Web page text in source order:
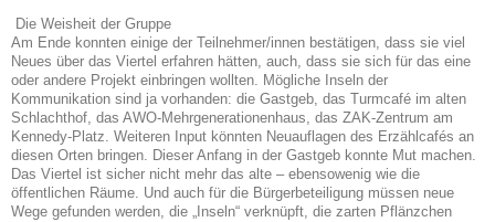
Die Weisheit der Gruppe
Am Ende konnten einige der Teilnehmer/innen bestätigen, dass sie viel
Neues über das Viertel erfahren hätten, auch, dass sie sich für das eine
oder andere Projekt einbringen wollten. Mögliche Inseln der
Kommunikation sind ja vorhanden: die Gastgeb, das Turmcafé im alten
Schlachthof, das AWO-Mehrgenerationenhaus, das ZAK-Zentrum am
Kennedy-Platz. Weiteren Input könnten Neuauflagen des Erzählcafés an
diesen Orten bringen. Dieser Anfang in der Gastgeb konnte Mut machen.
Das Viertel ist sicher nicht mehr das alte – ebensowenig wie die
öffentlichen Räume. Und auch für die Bürgerbeteiligung müssen neue
Wege gefunden werden, die
„Inseln“ verknüpft, die zarten Pflänzchen